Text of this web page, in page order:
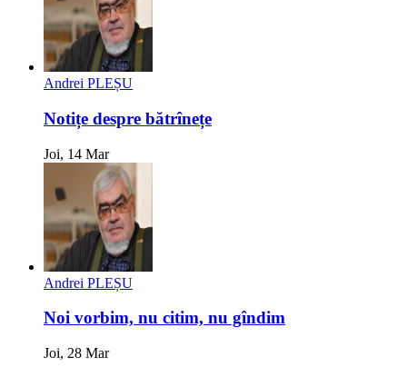
Andrei PLEȘU
Notițe despre bătrînețe
Joi, 14 Mar
Andrei PLEȘU
Noi vorbim, nu citim, nu gîndim
Joi, 28 Mar